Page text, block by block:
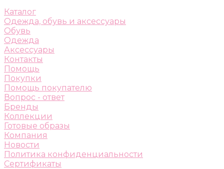
Каталог
Одежда, обувь и аксессуары
Обувь
Одежда
Аксессуары
Контакты
Помощь
Покупки
Помощь покупателю
Вопрос - ответ
Бренды
Коллекции
Готовые образы
Компания
Новости
Политика конфиденциальности
Сертификаты